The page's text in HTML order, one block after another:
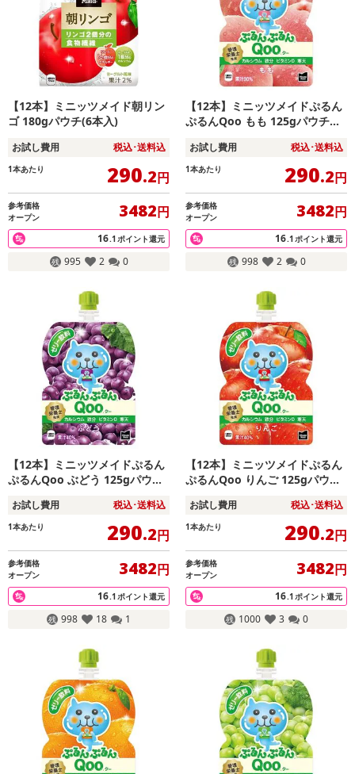
【12本】ミニッツメイド朝リン
ゴ 180gパウチ(6本入)
お試し費用 税込･送料込
1本あたり 290.2円
参考価格
オープン
3482円
16.1ポイント還元
995 2 0
【12本】ミニッツメイドぷるん
ぷるんQoo もも 125gパウチ（6
お試し費用 税込･送料込
1本あたり 290.2円
参考価格
オープン
3482円
16.1ポイント還元
998 2 0
【12本】ミニッツメイドぷるん
ぷるんQoo ぶどう 125gパウチ
お試し費用 税込･送料込
1本あたり 290.2円
参考価格
オープン
3482円
16.1ポイント還元
998 18 1
【12本】ミニッツメイドぷるん
ぷるんQoo りんご 125gパウチ
お試し費用 税込･送料込
1本あたり 290.2円
参考価格
オープン
3482円
16.1ポイント還元
1000 3 0